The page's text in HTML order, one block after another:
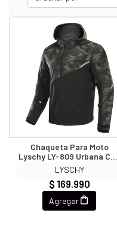
Chaqueta Para Moto
Lyschy LY-809 Urbana Con
Protecciones Multi
Estacion
LYSCHY
$ 169.990
Agregar